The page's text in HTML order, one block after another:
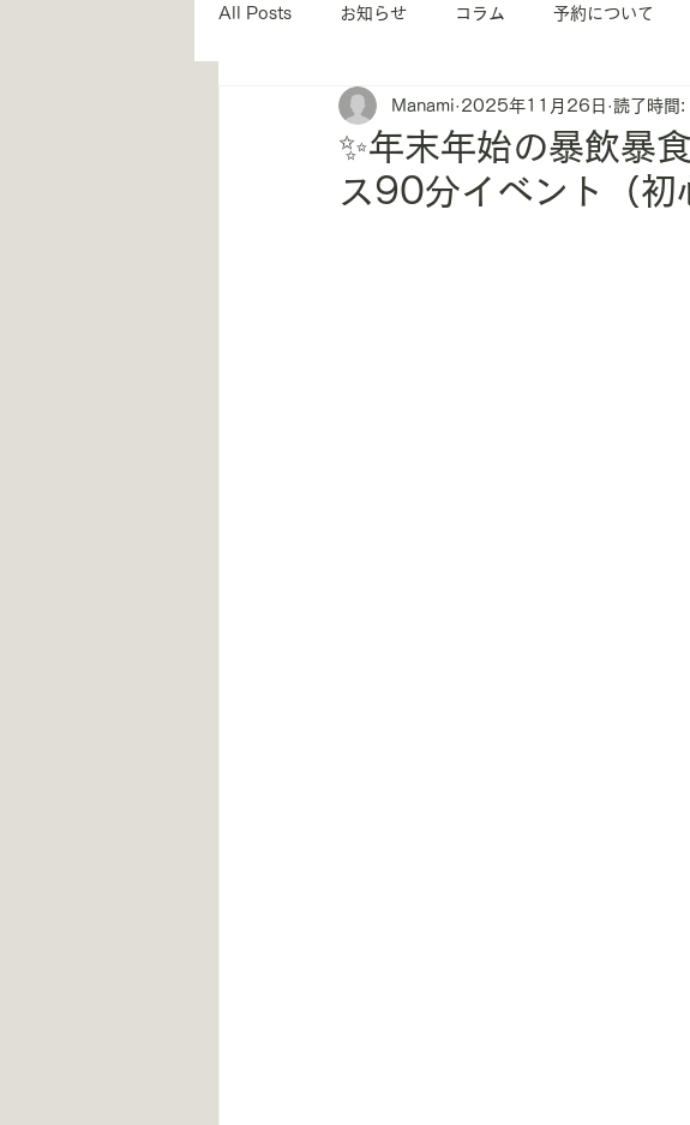
All Posts お知らせ コラム 予約について
インストラクター紹介 姿勢 イベント案内
✨年末年始の暴飲暴
ス90分イベント（初
Manami 2025年11月26日 読了時間